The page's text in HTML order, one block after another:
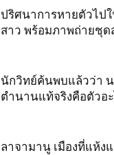
ปริศนาการหายตัวไป
สาว พร้อมภาพถ่ายชุด
นักวิทย์ค้นพบแล้วว่า
ตำนานแท้จริงคือตัวอ
ลาจามานู เมืองที่แห้ง